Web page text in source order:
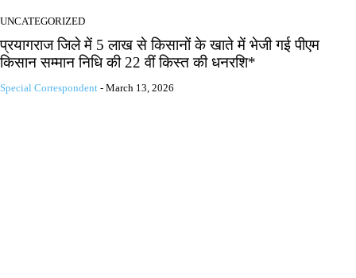
UNCATEGORIZED
प्रयागराज जिले में 5 लाख से किसानों के खाते में भेजी गई पीएम
किसान सम्मान निधि की 22 वीं किस्त की धनरशि*
Special Correspondent - March 13, 2026